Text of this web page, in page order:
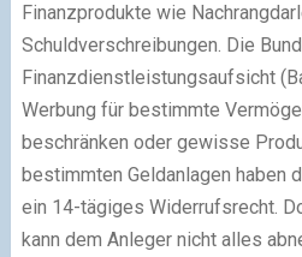
Finanzprodukte wie
Schuldverschreibungen. Die
Finanzdienstleistungsaufsicht
Werbung für bestimmte
beschränken oder gewisse
bestimmten Geldanlagen haben
ein 14-tägiges Widerrufsrecht.
kann dem Anleger nicht alles